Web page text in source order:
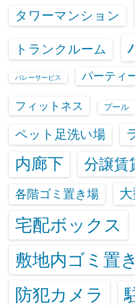
タワーマンション
トランクルーム
バレーサービス パーティ
フィットネス プール
ペット足洗い場
内廊下 分譲賃
各階ゴミ置き場
宅配ボックス
敷地内ゴミ置
防犯カメラ